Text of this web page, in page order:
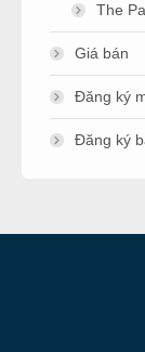
The
Giá bán
Đăng ký
Đăng ký